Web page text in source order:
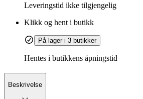
Leveringstid ikke tilgjengelig
Klikk og hent i butikk
På lager i 3 butikker
Hentes i butikkens åpningstid
Beskrivelse